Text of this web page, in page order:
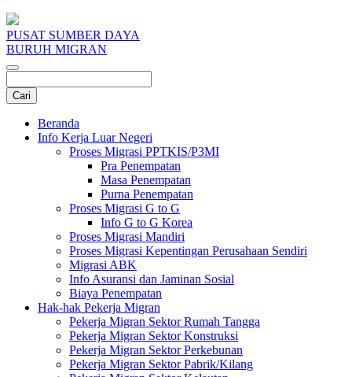
PUSAT SUMBER DAYA
BURUH MIGRAN
Beranda
Info Kerja Luar Negeri
Proses Migrasi PPTKIS/P3MI
Pra Penempatan
Masa Penempatan
Purna Penempatan
Proses Migrasi G to G
Info G to G Korea
Proses Migrasi Mandiri
Proses Migrasi Kepentingan Perusahaan Sendiri
Migrasi ABK
Info Asuransi dan Jaminan Sosial
Biaya Penempatan
Hak-hak Pekerja Migran
Pekerja Migran Sektor Rumah Tangga
Pekerja Migran Sektor Konstruksi
Pekerja Migran Sektor Perkebunan
Pekerja Migran Sektor Pabrik/Kilang